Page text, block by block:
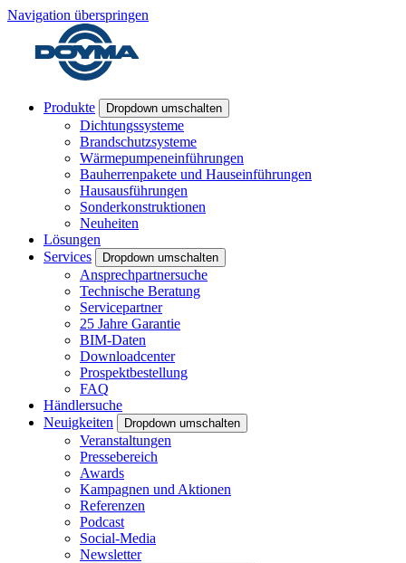
Navigation überspringen
Produkte Dropdown umschalten
Dichtungssysteme
Brandschutzsysteme
Wärmepumpeneinführungen
Bauherrenpakete und Hauseinführungen
Hausausführungen
Sonderkonstruktionen
Neuheiten
Lösungen
Services
Dropdown umschalten
Ansprechpartnersuche
Technische Beratung
Servicepartner
25 Jahre Garantie
BIM-Daten
Downloadcenter
Prospektbestellung
FAQ
Händlersuche
Neuigkeiten
Dropdown umschalten
Veranstaltungen
Pressebereich
Awards
Kampagnen und Aktionen
Referenzen
Podcast
Social-Media
Newsletter